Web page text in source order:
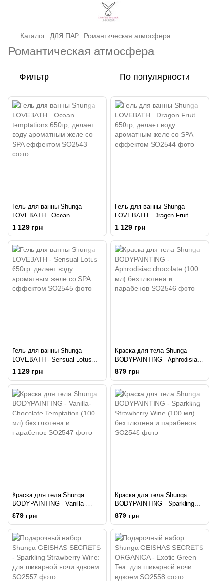
Каталог ДЛЯ ПАР Романтическая атмосфера
Романтическая атмосфера
Фильтр По популярности
Гель для ванны Shunga
LOVEBATH - Ocean
temptations 650гр, делает
воду ароматным желе со SPA
еффектом
1 129 грн
Гель для ванны Shunga
LOVEBATH - Dragon Fruit
650гр, делает воду
ароматным желе со SPA
еффектом
1 129 грн
Гель для ванны Shunga
LOVEBATH - Sensual Lotus
650гр, делает воду
ароматным желе со SPA
еффектом
1 129 грн
Краска для тела Shunga
BODYPAINTING - Aphrodisiac
chocolate (100 мл) без
глютена и парабенов
879 грн
Краска для тела Shunga
BODYPAINTING - Vanilla-
Chocolate Temptation (100 мл)
без глютена и парабенов
879 грн
Краска для тела Shunga
BODYPAINTING - Sparkling
Strawberry Wine (100 мл) без
глютена и парабенов
879 грн